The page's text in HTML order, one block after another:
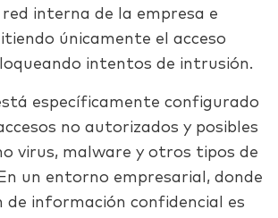
interna de la empresa e
únicamente el acceso
intentos de intrusión.
específicamente configurado
no autorizados y posibles
virus, malware y otros tipos de
un entorno empresarial, donde
de información confidencial es